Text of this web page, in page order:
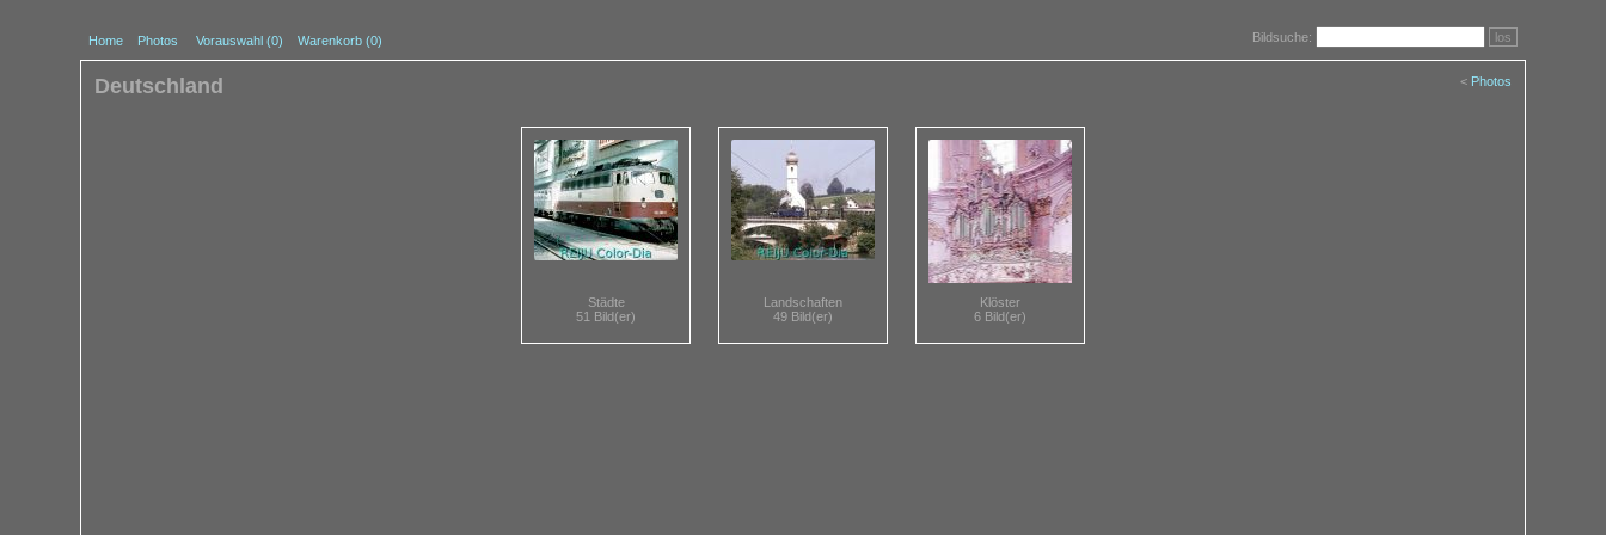
Home Photos Vorauswahl (0) Warenkorb (0) Bildsuche: los
Deutschland < Photos
Städte
51 Bild(er)
Landschaften
49 Bild(er)
Klöster
6 Bild(er)